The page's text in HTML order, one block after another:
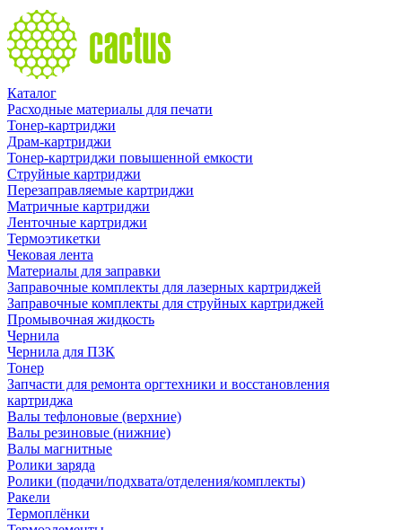
Каталог
Расходные материалы для печати
Тонер-картриджи
Драм-картриджи
Тонер-картриджи повышенной емкости
Струйные картриджи
Перезаправляемые картриджи
Матричные картриджи
Ленточные картриджи
Термоэтикетки
Чековая лента
Материалы для заправки
Заправочные комплекты для лазерных картриджей
Заправочные комплекты для струйных картриджей
Промывочная жидкость
Чернила
Чернила для ПЗК
Тонер
Запчасти для ремонта оргтехники и восстановления
картриджа
Валы тефлоновые (верхние)
Валы резиновые (нижние)
Валы магнитные
Ролики заряда
Ролики (подачи/подхвата/отделения/комплекты)
Ракели
Термоплёнки